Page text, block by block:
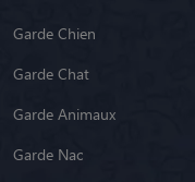
Garde Chien
Garde Chat
Garde Animaux
Garde Nac